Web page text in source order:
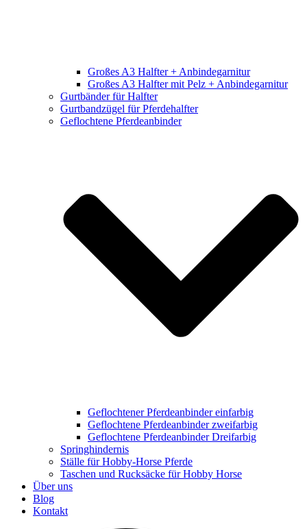
Großes A3 Halfter + Anbindegarnitur
Großes A3 Halfter mit Pelz + Anbindegarnitur
Gurtbänder für Halfter
Gurtbandzügel für Pferdehalfter
Geflochtene Pferdeanbinder
Geflochtener Pferdeanbinder einfarbig
Geflochtene Pferdeanbinder zweifarbig
Geflochtene Pferdeanbinder Dreifarbig
Springhindernis
Ställe für Hobby-Horse Pferde
Taschen und Rucksäcke für Hobby Horse
Über uns
Blog
Kontakt